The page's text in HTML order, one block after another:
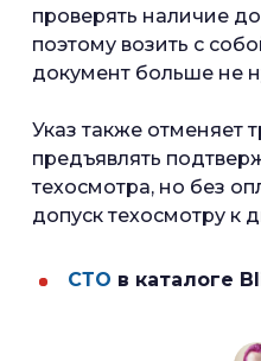
проверять наличие
поэтому возить с
документ больше не
Указ также отменяет
предъявлять
техосмотра, но без
допуск техосмотру к
СТО в каталоге